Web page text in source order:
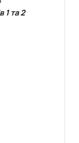
1 та 2